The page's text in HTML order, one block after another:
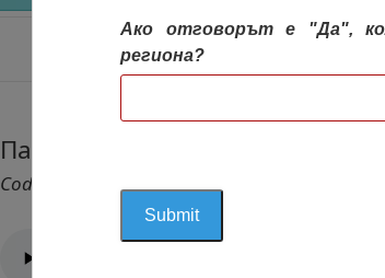
НАЧАЛО
Парк на Българо-Румънската
Cod 2733
Ако отговорът е "Да",
региона?